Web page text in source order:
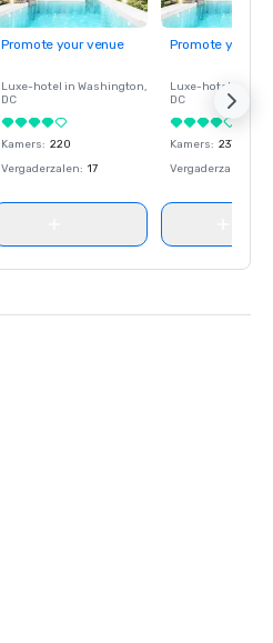
Promote your venue
Luxe-hotel in Washington,
DC
Kamers: 220
Vergaderzalen: 17
Promote your
Luxe-hotel in
DC
Kamers: 237
Vergaderzalen